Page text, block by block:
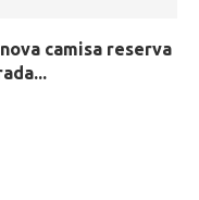
camisa reserva